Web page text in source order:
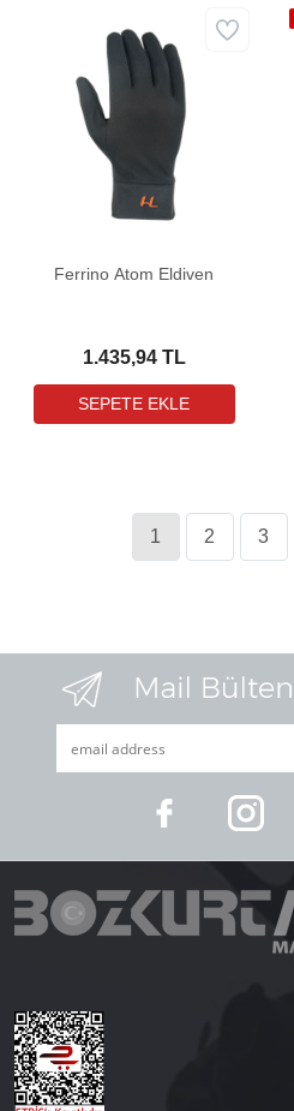
Ferrino Atom Eldiven
1.435,94 TL
1 2 3